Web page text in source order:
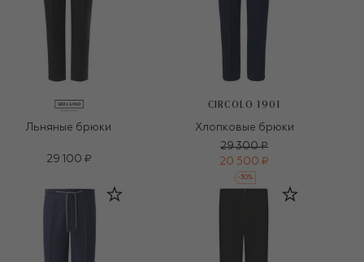
Льняные брюки
29 100 ₽
CIRCOLO 1901
Хлопковые брюки
29 300 ₽
20 500 ₽
-30%